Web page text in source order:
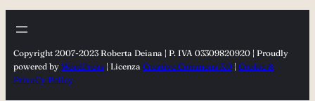
Copyright 2007-2023 Roberta Deiana | P. IVA 03309820920 | Proudly
powered by WordPress | Licenza Creative Commons 3.0| Cookie &
PrivaCy Policy